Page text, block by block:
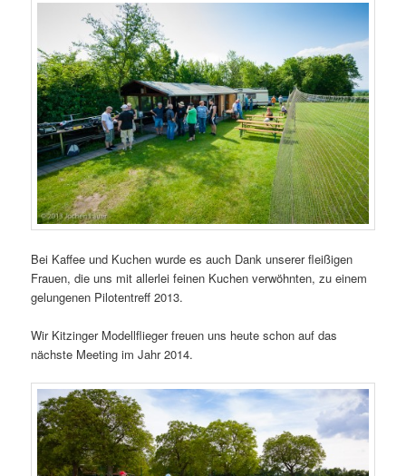
Bei Kaffee und Kuchen wurde es auch Dank unserer fleißigen
Frauen, die uns mit allerlei feinen Kuchen verwöhnten, zu einem
gelungenen Pilotentreff 2013.
Wir Kitzinger Modellflieger freuen uns heute schon auf das
nächste Meeting im Jahr 2014.